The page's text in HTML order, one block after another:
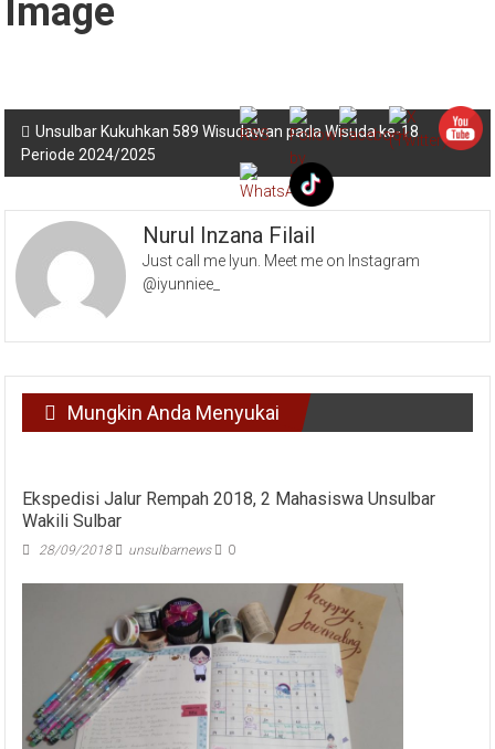
Navigasi
pos
Unsulbar Kukuhkan 589 Wisudawan pada Wisuda ke-18
Periode 2024/2025
Nurul Inzana Filail
Just call me Iyun. Meet me on Instagram
@iyunniee_
Mungkin Anda Menyukai
Wakili Sulbar
28/09/2018